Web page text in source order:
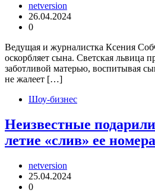
netversion
26.04.2024
0
Ведущая и журналистка Ксения
оскорбляет сына. Светская львица
заботливой матерью, воспитывая
не жалеет […]
Шоу-бизнес
Неизвестные
летие «слив» ее
netversion
25.04.2024
0